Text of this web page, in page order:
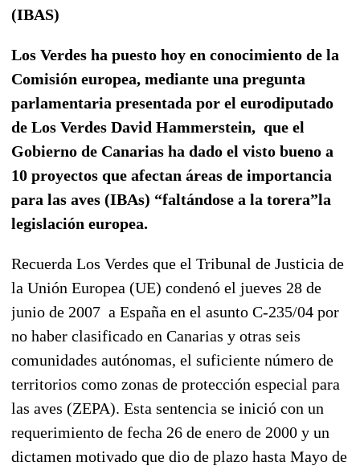
(IBAS)
Los Verdes ha puesto hoy en conocimiento de la
Comisión europea, mediante una pregunta
parlamentaria presentada por el eurodiputado
de Los Verdes David Hammerstein, que el
Gobierno de Canarias ha dado el visto bueno a
10 proyectos que afectan áreas de importancia
para las aves (IBAs) “faltándose a la torera”la
legislación europea.
Recuerda Los Verdes que el Tribunal de Justicia de
la Unión Europea (UE) condenó el jueves 28 de
junio de 2007 a España en el asunto C-235/04 por
no haber clasificado en Canarias y otras seis
comunidades autónomas, el suficiente número de
territorios como zonas de protección especial para
las aves (ZEPA). Esta sentencia se inició con un
requerimiento de fecha 26 de enero de 2000 y un
dictamen motivado que dio de plazo hasta Mayo de